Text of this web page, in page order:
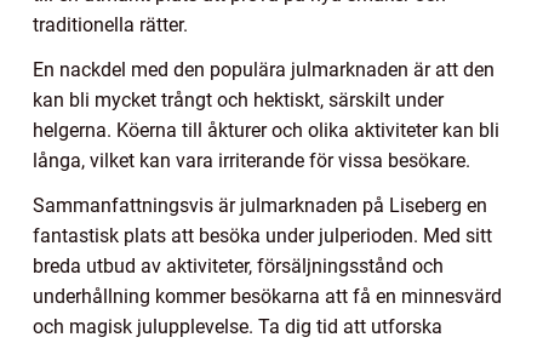
traditionella rätter.
En nackdel med den populära julmarknaden är att den
kan bli mycket trångt och hektiskt, särskilt under
helgerna. Köerna till åkturer och olika aktiviteter kan bli
långa, vilket kan vara irriterande för vissa besökare.
Sammanfattningsvis är julmarknaden på Liseberg en
fantastisk plats att besöka under julperioden. Med sitt
breda utbud av aktiviteter, försäljningsstånd och
underhållning kommer besökarna att få en minnesvärd
och magisk julupplevelse. Ta dig tid att utforska